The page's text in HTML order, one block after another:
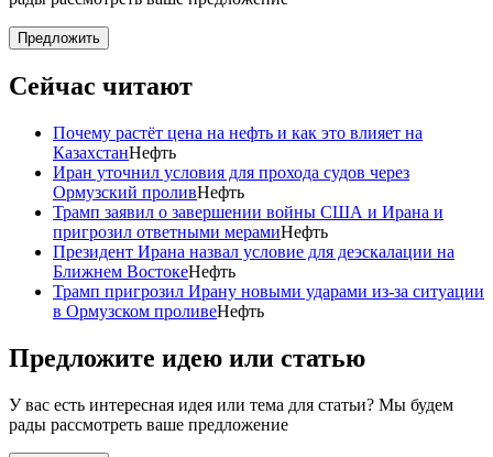
Предложить
Сейчас читают
Почему растёт цена на нефть и как это влияет на
КазахстанНефть
Иран уточнил условия для прохода судов через
Ормузский проливНефть
Трамп заявил о завершении войны США и Ирана и
пригрозил ответными мерамиНефть
Президент Ирана назвал условие для деэскалации на
Ближнем ВостокеНефть
Трамп пригрозил Ирану новыми ударами из-за ситуации
в Ормузском проливеНефть
Предложите идею или статью
У вас есть интересная идея или тема для статьи? Мы будем
рады рассмотреть ваше предложение